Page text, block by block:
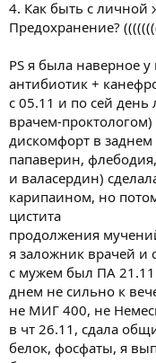
4. Как быть с личной
Предохранение?
PS я была наверное у
антибиотик +
с 05.11 и по сей день
врачем-
дискомфорт в
папаверин,
и валасердин)
карипаином, но
цистита
продолжения
я заложник врачей и
с мужем был ПА 21.11
днем не сильно к
не МИГ 400, не
в чт 26.11, cдала
белок, фосфаты, я